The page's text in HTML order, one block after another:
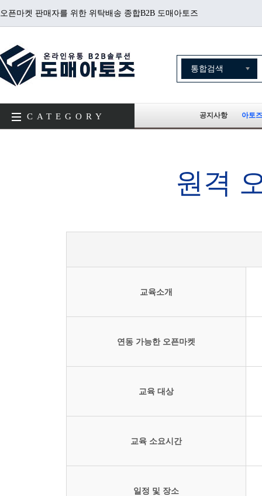
오픈마켓 판매자를 위한 위탁배송 종합B2B 도매아토즈
CATEGORY 공지사항 아토
원격
교육소개
연동 가능한 오픈마켓
교육 대상
교육 소요시간
일정 및 장소